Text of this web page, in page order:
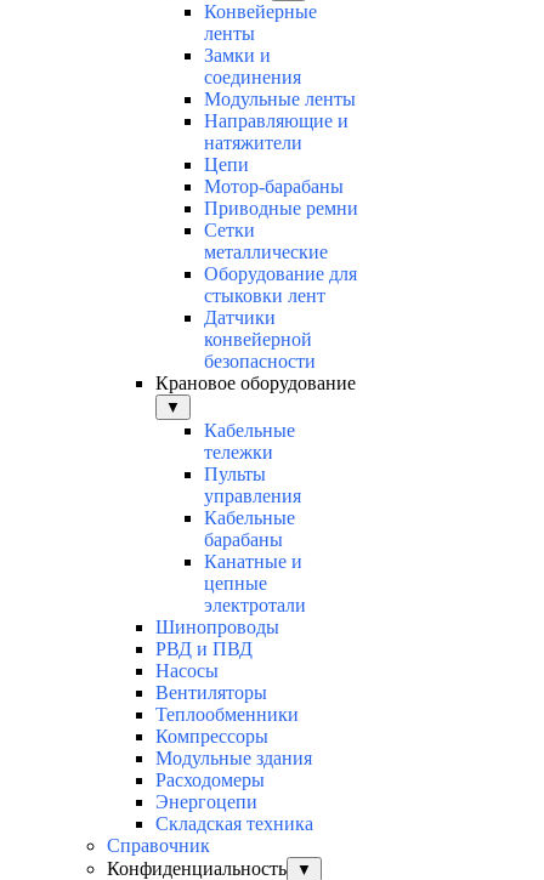
Конвейерные
ленты
Замки и
соединения
Модульные ленты
Направляющие и
натяжители
Цепи
Мотор-барабаны
Приводные ремни
Сетки
металлические
Оборудование для
стыковки лент
Датчики
конвейерной
безопасности
Крановое оборудование
▼
Кабельные
тележки
Пульты
управления
Кабельные
барабаны
Канатные и
цепные
электротали
Шинопроводы
РВД и ПВД
Насосы
Вентиляторы
Теплообменники
Компрессоры
Модульные здания
Расходомеры
Энергоцепи
Складская техника
Справочник
Конфиденциальность
▼